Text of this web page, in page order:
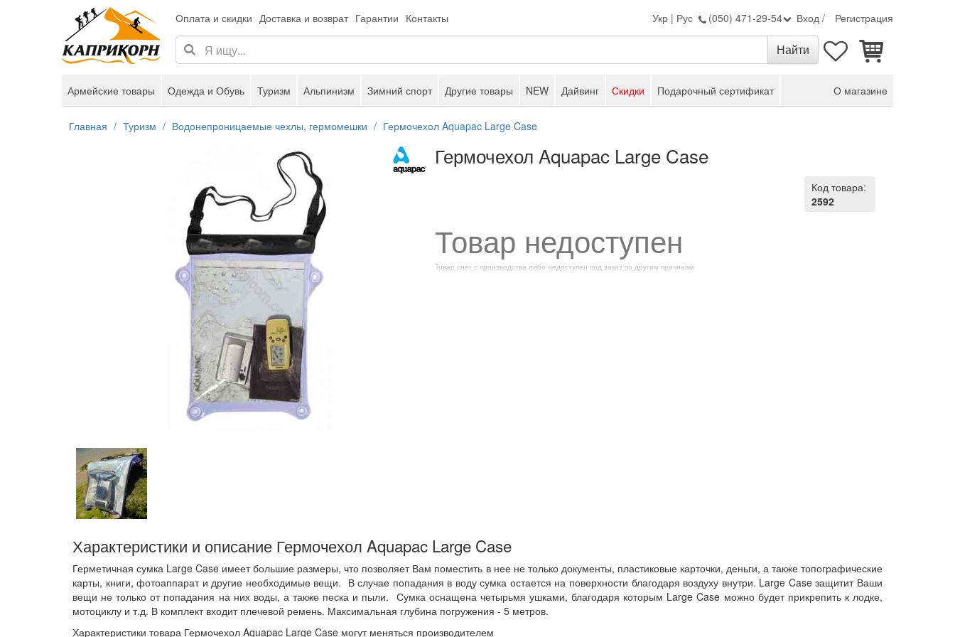
Оплата и скидки Доставка и возврат Гарантии Контакты Укр | Рус (050) 471-29-54 Вход / Регистрация
Армейские товары Одежда и Обувь Туризм Альпинизм Зимний спорт Другие товары NEW Дайвинг Скидки Подарочный сертификат О магазине
Главная Туризм Водонепроницаемые чехлы, гермомешки Гермочехол Aquapac Large Case
Гермочехол Aquapac Large Case
Код товара:
2592
Товар недоступен
Товар снят с производства либо недоступен под заказ по другим причинам
Характеристики и описание Гермочехол Aquapac Large Case
Герметичная сумка Large Case имеет большие размеры, что позволяет Вам поместить в нее не только документы, пластиковые карточки, деньги, а также топографические
карты, книги, фотоаппарат и другие необходимые вещи. В случае попадания в воду сумка остается на поверхности благодаря воздуху внутри. Large Case защитит Ваши
вещи не только от попадания на них воды, а также песка и пыли. Сумка оснащена четырьмя ушками, благодаря которым Large Case можно будет прикрепить к лодке,
мотоциклу и т.д. В комплект входит плечевой ремень. Максимальная глубина погружения - 5 метров.
Характеристики товара Гермочехол Aquapac Large Case могут меняться производителем